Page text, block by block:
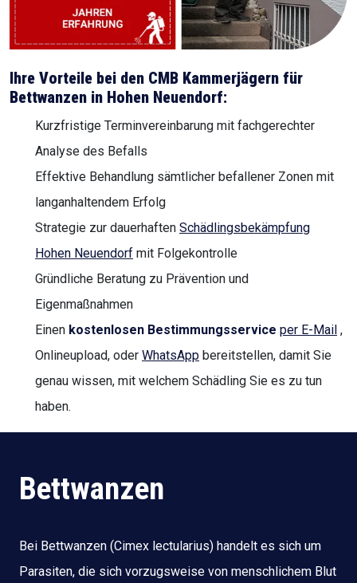
Ihre Vorteile bei den CMB Kammerjägern für
Bettwanzen in Hohen Neuendorf:
Kurzfristige Terminvereinbarung mit fachgerechter
Analyse des Befalls
Effektive Behandlung sämtlicher befallener Zonen mit
langanhaltendem Erfolg
Strategie zur dauerhaften Schädlingsbekämpfung
Hohen Neuendorf mit Folgekontrolle
Gründliche Beratung zu Prävention und
Eigenmaßnahmen
Einen kostenlosen Bestimmungsservice per E-Mail ,
Onlineupload, oder WhatsApp bereitstellen, damit Sie
genau wissen, mit welchem Schädling Sie es zu tun
haben.
Bettwanzen
Bei Bettwanzen (Cimex lectularius) handelt es sich um
Parasiten, die sich vorzugsweise von menschlichem Blut